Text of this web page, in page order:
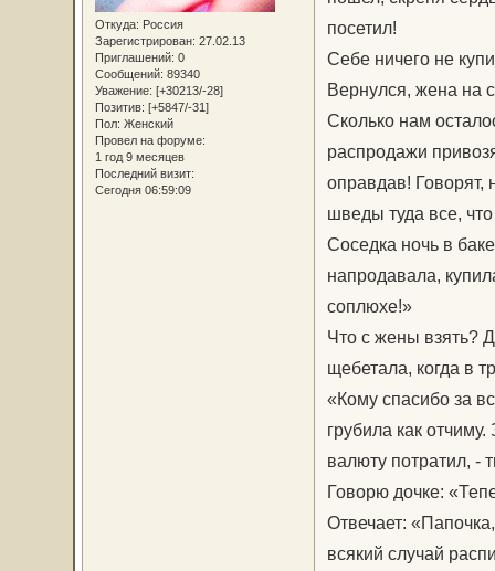
Откуда: Россия
Зарегистрирован: 27.02.13
Приглашений: 0
Сообщений: 89340
Уважение: [+30213/-28]
Позитив: [+5847/-31]
Пол: Женский
Провел на форуме:
1 год 9 месяцев
Последний визит:
Сегодня 06:59:09
посетил!
Себе ничего не
Вернулся, жена на
Сколько нам
распродажи
оправдав! Говорят,
шведы туда все,
Соседка ночь в
напродавала,
соплюхе!»
Что с жены взять?
щебетала, когда в
«Кому спасибо за
грубила как
валюту потратил, -
Говорю дочке:
Отвечает:
всякий случай